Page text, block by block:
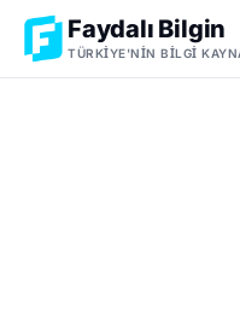
Faydalı Bilgin
TÜRKIYE'NIN BILGI